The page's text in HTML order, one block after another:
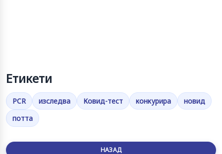
Етикети
PCR изследва Ковид-тест конкурира
новид
потта
НАЗАД